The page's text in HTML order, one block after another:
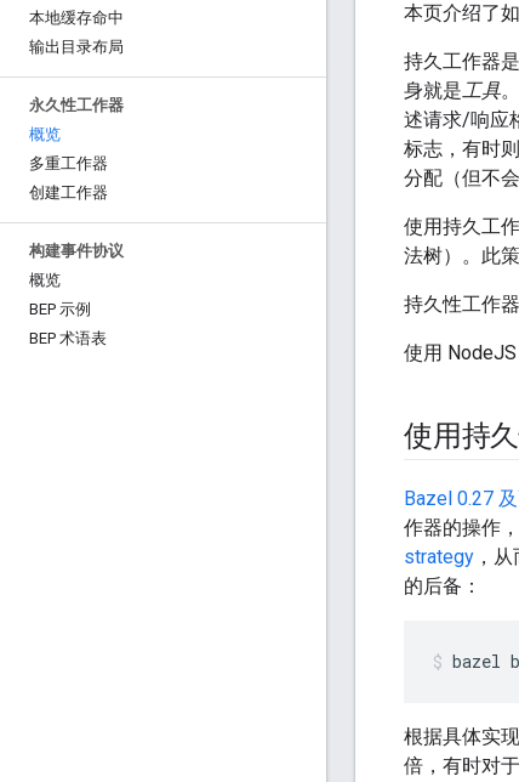
本地缓存命中
输出目录布局
永久性工作器
概览
多重工作器
创建工作器
构建事件协议
概览
BEP 示例
BEP 术语表
本页介绍了
持久工作器
身就是工具
述请求/响应
标志，有时
分配（但不
使用持久工
法树）。此
持久性工作
使用
使用持
Bazel 0.27
作器的操作
strategy ，
的后备：
bazel
根据具体实
倍，有时对